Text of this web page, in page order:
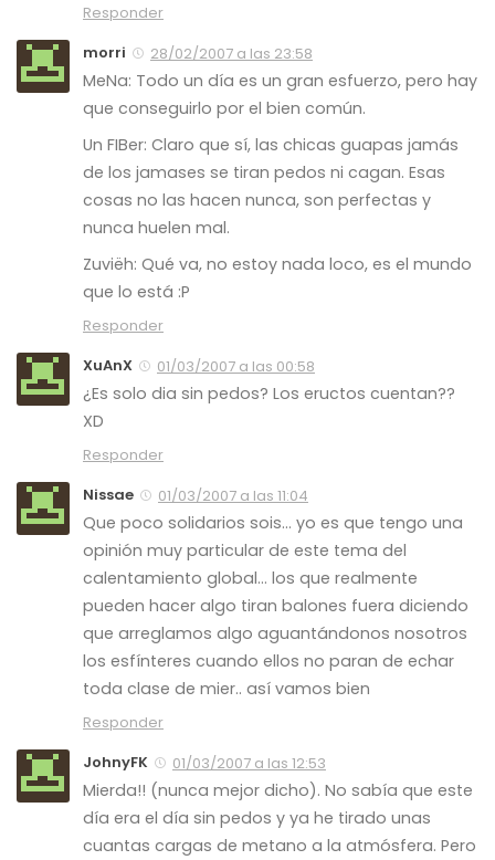
Responder
morri
28/02/2007 a las 23:58
MeNa: Todo un día es un gran esfuerzo, pero hay
que conseguirlo por el bien común.
Un FIBer: Claro que sí, las chicas guapas jamás
de los jamases se tiran pedos ni cagan. Esas
cosas no las hacen nunca, son perfectas y
nunca huelen mal.
Zuviëh: Qué va, no estoy nada loco, es el mundo
que lo está :P
Responder
XuAnX
01/03/2007 a las 00:58
¿Es solo dia sin pedos? Los eructos cuentan??
XD
Responder
Nissae
01/03/2007 a las 11:04
Que poco solidarios sois… yo es que tengo una
opinión muy particular de este tema del
calentamiento global… los que realmente
pueden hacer algo tiran balones fuera diciendo
que arreglamos algo aguantándonos nosotros
los esfínteres cuando ellos no paran de echar
toda clase de mier.. así vamos bien
Responder
JohnyFK
01/03/2007 a las 12:53
Mierda!! (nunca mejor dicho). No sabía que este
día era el día sin pedos y ya he tirado unas
cuantas cargas de metano a la atmósfera. Pero